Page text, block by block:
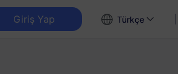
Giriş Yap Türkçe